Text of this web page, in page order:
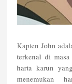
Kapten John
terkenal di
harta karun
menemukan